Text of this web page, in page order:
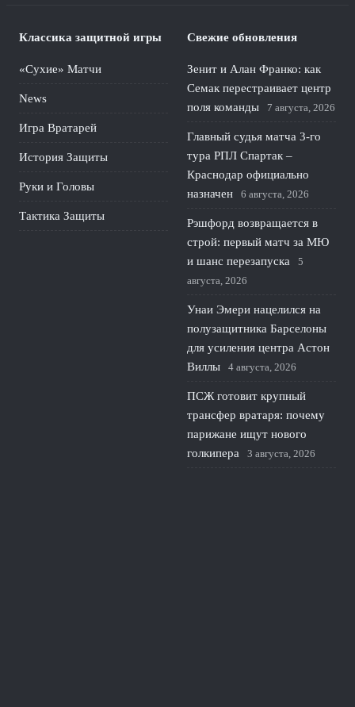
Классика защитной игры
«Сухие» Матчи
News
Игра Вратарей
История Защиты
Руки и Головы
Тактика Защиты
Свежие обновления
Зенит и Алан Франко: как
Семак перестраивает центр
поля команды
7 августа, 2026
Главный судья матча 3-го
тура РПЛ Спартак –
Краснодар официально
назначен
6 августа, 2026
Рэшфорд возвращается в
строй: первый матч за МЮ
и шанс перезапуска
5
августа, 2026
Унаи Эмери нацелился на
полузащитника Барселоны
для усиления центра Астон
Виллы
4 августа, 2026
ПСЖ готовит крупный
трансфер вратаря: почему
парижане ищут нового
голкипера
3 августа, 2026